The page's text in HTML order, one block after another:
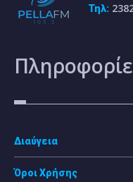
Τηλ:
Διαύγεια
Όροι Χρήσης